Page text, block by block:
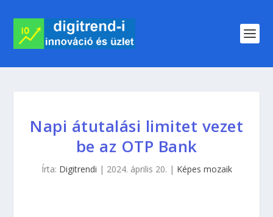
Napi átutalási limitet vezet
be az OTP Bank
Írta: Digitrendi | 2024. április 20. | Képes mozaik